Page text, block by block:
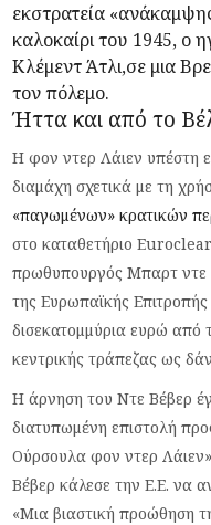
εκστρατεία
καλοκαίρι του 1945, ο
Κλέμεντ Άτλι,σε μια
τον πόλεμο.
Ήττα και από το
Η φον ντερ Λάιεν υπέστη
διαμάχη σχετικά με τη
«παγωμένων» κρατικών
στο καταθετήριο
πρωθυπουργός Μπαρτ ντε
της Ευρωπαϊκής
δισεκατομμύρια ευρώ από
κεντρικής τράπεζας ως
Η άρνηση του Ντε Βέβερ
διατυπωμένη επιστολή
Ούρσουλα φον ντερ
Βέβερ κάλεσε την Ε.Ε. να
«Μια βιαστική προώθηση